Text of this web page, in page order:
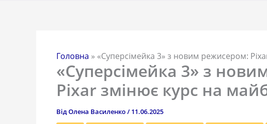
Головна » «Суперсімейка 3» з новим режисером:
«Суперсімейка 3» з
Pixar змінює курс на
ВідОлена Василенко/ 11.06.2025